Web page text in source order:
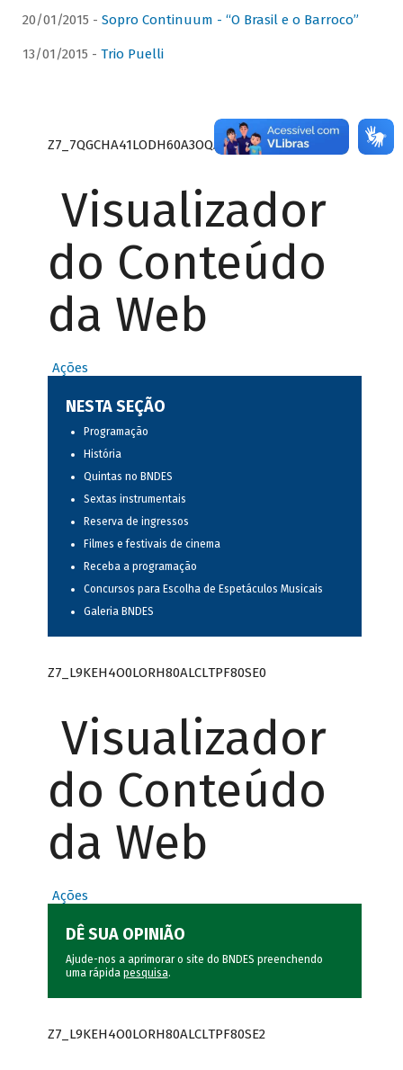
20/01/2015 - Sopro Continuum - “O Brasil e o Barroco”
13/01/2015 - Trio Puelli
Z7_7QGCHA41LODH60A3OQA8RN1415
Visualizador
do Conteúdo
da Web
Ações
NESTA SEÇÃO
Programação
História
Quintas no BNDES
Sextas instrumentais
Reserva de ingressos
Filmes e festivais de cinema
Receba a programação
Concursos para Escolha de Espetáculos Musicais
Galeria BNDES
Z7_L9KEH4O0LORH80ALCLTPF80SE0
Visualizador
do Conteúdo
da Web
Ações
DÊ SUA OPINIÃO
Ajude-nos a aprimorar o site do BNDES preenchendo
uma rápida pesquisa.
Z7_L9KEH4O0LORH80ALCLTPF80SE2